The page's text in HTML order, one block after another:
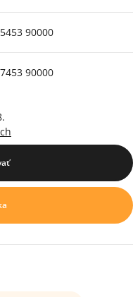
90000
90000